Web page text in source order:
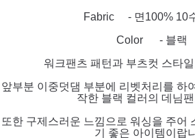
Fabric - 면100% 10
Color - 블랙
워크팬츠 패턴과 부츠컷 스타
앞부분 이중덧댐 부분에 리벳처리를 하
작한 블랙 컬러의 데님
또한 구제스러운 느낌으로 워싱을 주어
기 좋은 아이템이랍